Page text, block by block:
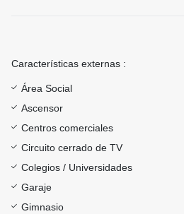
Características externas :
Área Social
Ascensor
Centros comerciales
Circuito cerrado de TV
Colegios / Universidades
Garaje
Gimnasio